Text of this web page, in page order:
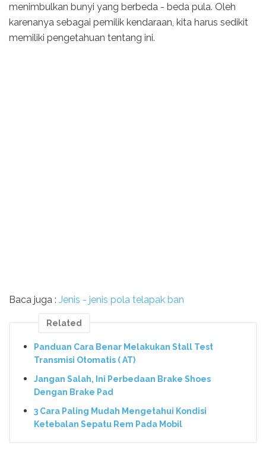
menimbulkan bunyi yang berbeda - beda pula. Oleh
karenanya sebagai pemilik kendaraan, kita harus sedikit
memiliki pengetahuan tentang ini.
Baca juga : Jenis - jenis pola telapak ban
Related
Panduan Cara Benar Melakukan Stall Test
Transmisi Otomatis ( AT)
Jangan Salah, Ini Perbedaan Brake Shoes
Dengan Brake Pad
3 Cara Paling Mudah Mengetahui Kondisi
Ketebalan Sepatu Rem Pada Mobil